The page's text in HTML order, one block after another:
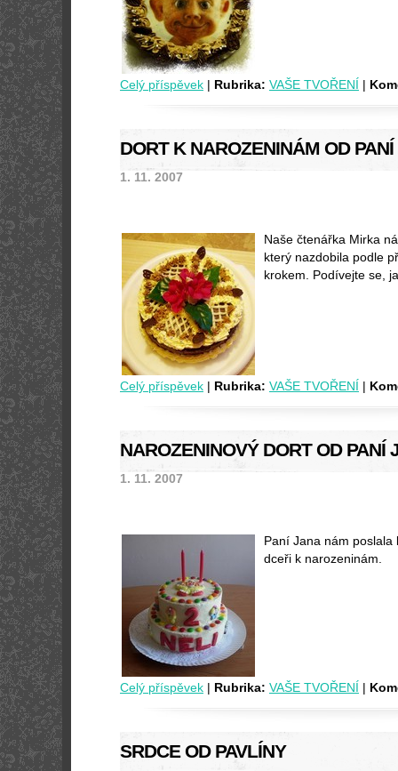
Celý příspěvek | Rubrika: VAŠE TVOŘENÍ |
DORT K NAROZENINÁM OD
1. 11. 2007
Naše čtenářka Mirka
který nazdobila podle
krokem. Podívejte se,
Celý příspěvek | Rubrika: VAŠE TVOŘENÍ |
NAROZENINOVÝ DORT OD PANÍ
1. 11. 2007
Paní Jana nám
dceři k narozeninám.
Celý příspěvek | Rubrika: VAŠE TVOŘENÍ |
SRDCE OD PAVLÍNY